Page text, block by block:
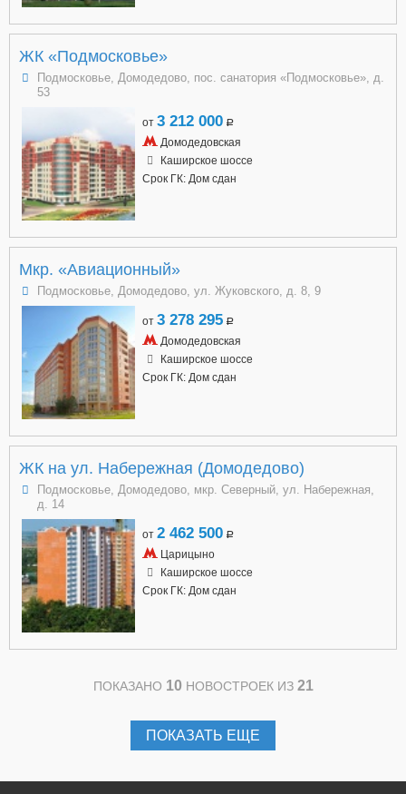
ЖК «Подмосковье»
Подмосковье, Домодедово, пос. санатория «Подмосковье», д.
53
от 3 212 000 a
Домодедовская
Каширское шоссе
Срок ГК: Дом сдан
Мкр. «Авиационный»
Подмосковье, Домодедово, ул. Жуковского, д. 8, 9
от 3 278 295 a
Домодедовская
Каширское шоссе
Срок ГК: Дом сдан
ЖК на ул. Набережная (Домодедово)
Подмосковье, Домодедово, мкр. Северный, ул. Набережная,
д. 14
от 2 462 500 a
Царицыно
Каширское шоссе
Срок ГК: Дом сдан
ПОКАЗАНО 10 НОВОСТРОЕК ИЗ 21
ПОКАЗАТЬ ЕЩЕ